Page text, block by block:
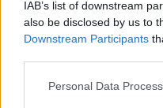
IAB’s list of downstream
also be disclosed by us to
Downstream Participants
Personal Data
05/12/2022
AL PARLAMENTO UE
Covid, Pfizer